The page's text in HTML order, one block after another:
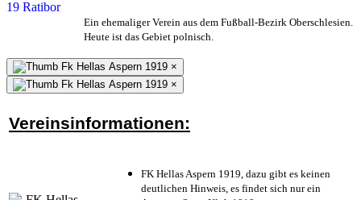
Ein ehemaliger Verein aus dem Fußball-Bezirk Oberschlesien.
Heute ist das Gebiet polnisch.
×
×
Vereinsinformationen:
FK Hellas Aspern 1919, dazu gibt es keinen
deutlichen Hinweis, es findet sich nur ein